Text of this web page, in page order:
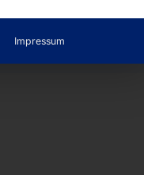
Impressum